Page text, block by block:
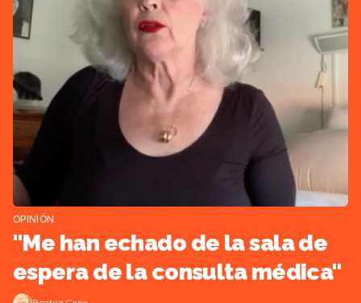
OPINIÓN
"Me han echado de la sala de
espera de la consulta médica"